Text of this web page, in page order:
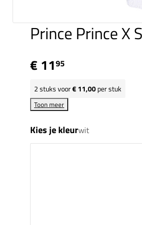
Prince Prince X
€ 1195
2stuks voor€ 11,00per stuk
Toon meer
Kies je kleurwit